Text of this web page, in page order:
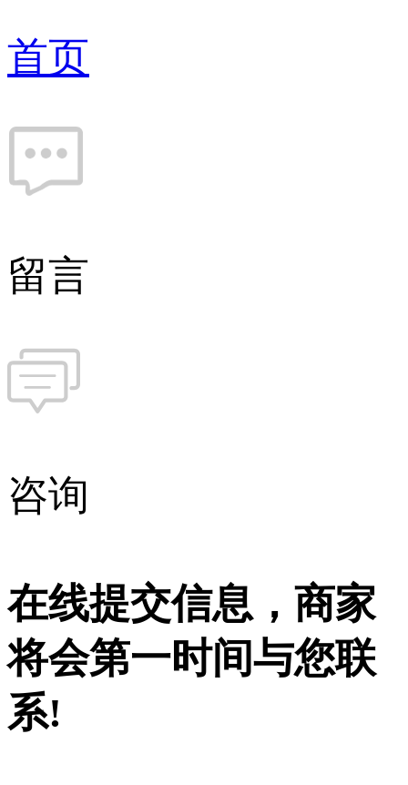
首页
留言
咨询
在线提交信息，商家
将会第一时间与您联
系!